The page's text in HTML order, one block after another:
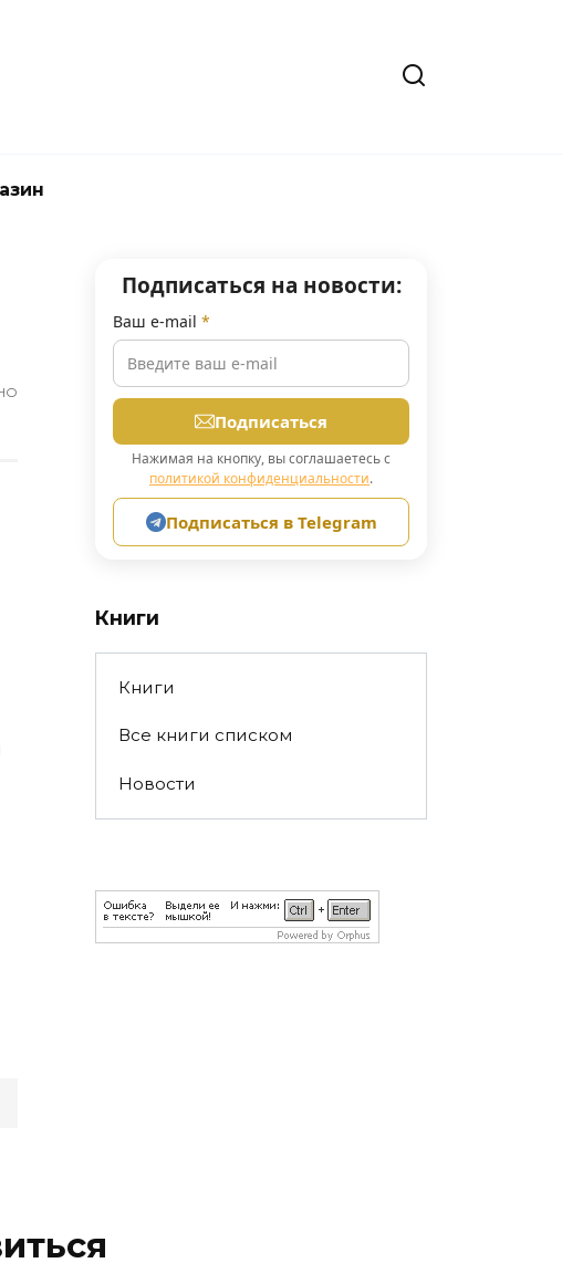
Подписаться на новости:
Ваш e-mail *
Подписаться
Нажимая на кнопку, вы соглашаетесь с
политикой конфиденциальности.
Подписаться в Telegram
Книги
Книги
Все книги списком
Новости